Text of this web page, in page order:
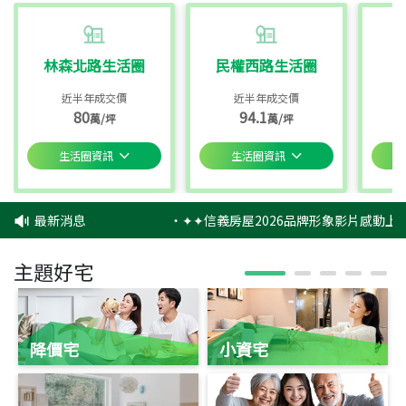
林森北路生活圈
近半年成交價
80萬/坪
生活圈資訊
民權西路生活圈
近半年成交價
94.1萬/坪
生活圈資訊
最新消息 ‧✦✦信義房屋2026品牌形象影片感動上
主題好宅
降價宅 小資宅